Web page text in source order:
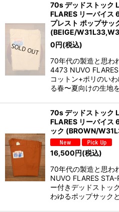
70s デッドストック
FLARES リーバイス
プレスト ポップサッ
(BEIGE/
0円(税込)
70年代の製造と思わ
4473 NUVO FLARES
コットン+ポリのい
る春〜夏向けの生地
70s デッドストック
FLARES リーバイス
ック (BROWN/
16,500円(税込)
70年代の製造と思わ
NUVO FLARES
ー付きデッドストッ
わゆるポップサック